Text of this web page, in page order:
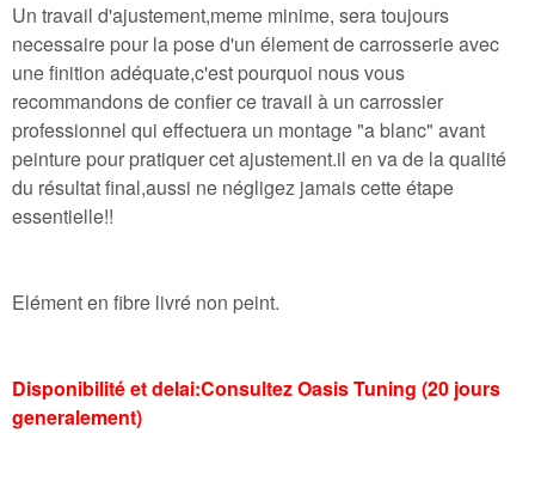
Un travail d'ajustement,meme minime, sera toujours
necessaire pour la pose d'un élement de carrosserie avec
une finition adéquate,c'est pourquoi nous vous
recommandons de confier ce travail à un carrossier
professionnel qui effectuera un montage "a blanc" avant
peinture pour pratiquer cet ajustement.il en va de la qualité
du résultat final,aussi ne négligez jamais cette étape
essentielle!!
Elément en fibre livré non peint.
Disponibilité et delai:Consultez Oasis Tuning (20 jours
generalement)